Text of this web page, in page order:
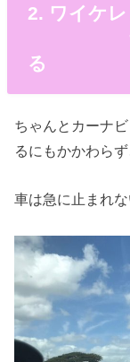
2. ワイケ
ナビが
る
ちゃんとカーナ
るにもかかわら
車は急に止まれな